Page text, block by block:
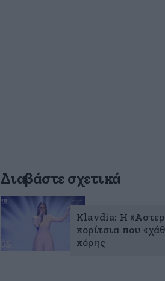
Διαβάστε σχετικά
Klavdia: Η
κορίτσια που
κόρης